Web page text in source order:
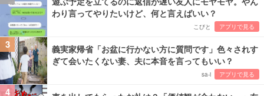
わり言ってやりたいけど、何と言えばいい？
こびと アプリで見る
3
義実家帰省「お盆に行かない方に質問です」色々されす
ぎて会いたくない妻、夫に本音を言ってもいい？
sa-i アプリで見る
4